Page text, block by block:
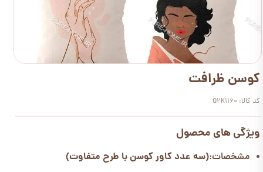
کوسن ظرافت
کد کالا: Q2K1160
ویژگی های محصول
مشخصات:(سه عدد کاور کوسن با طرح متفاوت)